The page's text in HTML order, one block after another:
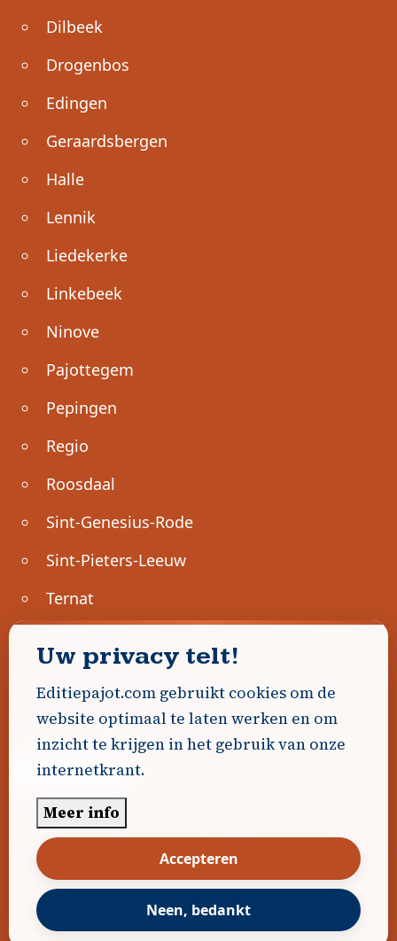
Dilbeek
Drogenbos
Edingen
Geraardsbergen
Halle
Lennik
Liedekerke
Linkebeek
Ninove
Pajottegem
Pepingen
Regio
Roosdaal
Sint-Genesius-Rode
Sint-Pieters-Leeuw
Ternat
Geen advertenties gevonden.
Uw advertentie hier? Contacteer ons!
Word Partner!
© 2026
Algemene voorwaarden
|Disclaimer Privacybeleid Cookiebeleid|
Gerealiseerd doorDavidHosse.net
Uw privacy telt!
Editiepajot.com gebruikt cookies om de
website optimaal te laten werken en om
inzicht te krijgen in het gebruik van onze
internetkrant.
Meer info
Accepteren
Neen, bedankt